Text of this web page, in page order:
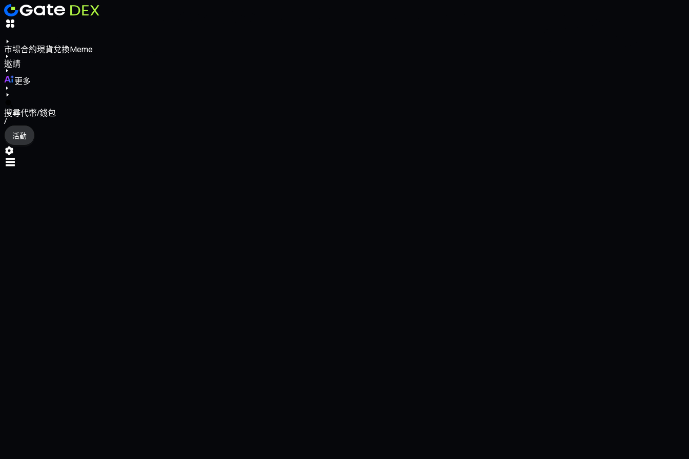
市場合約現貨兌換Meme
邀請
更多
搜尋代幣/錢包
/
活動